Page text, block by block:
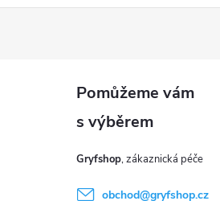
Gryfshop
obchod@gryfshop.cz